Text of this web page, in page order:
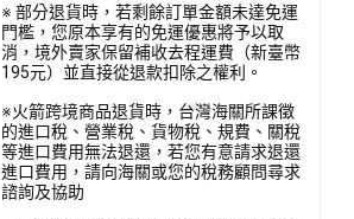
※ 部分退貨時，若剩餘訂單金額未達免運
門檻，您原本享有的免運優惠將予以取
消，境外賣家保留補收去程運費（新臺幣
195元）並直接從退款扣除之權利。
※火箭跨境商品退貨時，台灣海關所課徵
的進口稅、營業稅、貨物稅、規費、關稅
等進口費用無法退還，若您有意請求退還
進口費用，請向海關或您的稅務顧問尋求
諮詢及協助